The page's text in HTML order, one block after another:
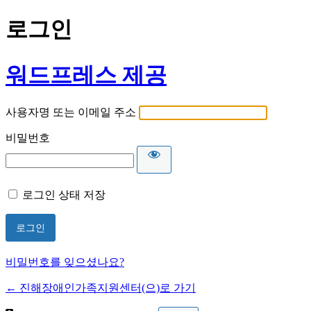
로그인
워드프레스 제공
사용자명 또는 이메일 주소
비밀번호
로그인 상태 저장
비밀번호를 잊으셨나요?
← 진해장애인가족지원센터(으)로 가기